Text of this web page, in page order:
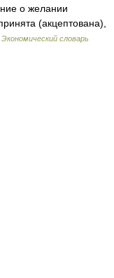
о желании
(акцептована),
Экономический словарь